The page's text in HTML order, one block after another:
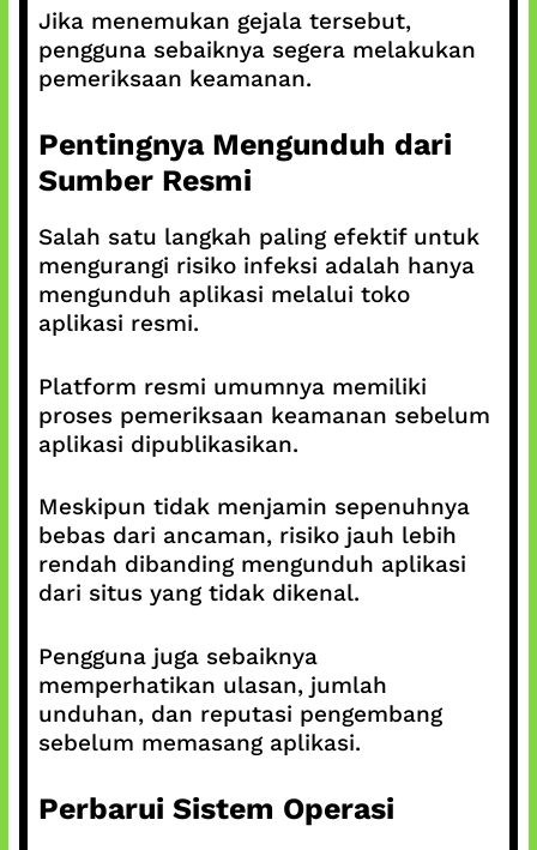
Jika menemukan gejala tersebut,
pengguna sebaiknya segera melakukan
pemeriksaan keamanan.
Pentingnya Mengunduh dari
Sumber Resmi
Salah satu langkah paling efektif untuk
mengurangi risiko infeksi adalah hanya
mengunduh aplikasi melalui toko
aplikasi resmi.
Platform resmi umumnya memiliki
proses pemeriksaan keamanan sebelum
aplikasi dipublikasikan.
Meskipun tidak menjamin sepenuhnya
bebas dari ancaman, risiko jauh lebih
rendah dibanding mengunduh aplikasi
dari situs yang tidak dikenal.
Pengguna juga sebaiknya
memperhatikan ulasan, jumlah
unduhan, dan reputasi pengembang
sebelum memasang aplikasi.
Perbarui Sistem Operasi